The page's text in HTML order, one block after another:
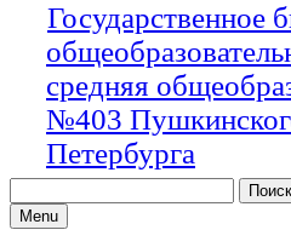
Государственное
средняя
№403
Петербурга
for:Menu